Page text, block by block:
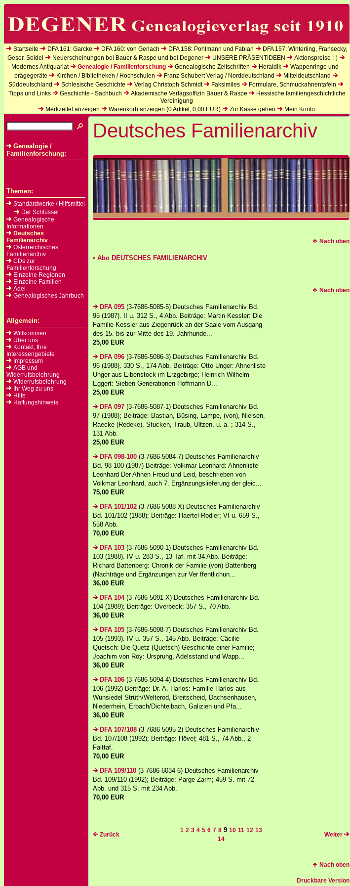
Startseite DFA 161: Garcke DFA 160: von Gerlach DFA 158: Pohlmann und Fabian
DFA 157: Winterling, Fransecky,
Geser, Seidel
Neuerscheinungen bei Bauer & Raspe und bei Degener UNSERE PRÄSENTIDEEN
Aktionspreise :-)
Modernes Antiquariat
Genealogie / Familienforschung Genealogische Zeitschriften Heraldik
Wappenringe und -
prägegeräte
Kirchen / Bibliotheken / Hochschulen Franz Schubert Verlag / Norddeutschland
Mitteldeutschland
Süddeutschland
Schlesische Geschichte Verlag Christoph Schmidt Faksimiles
Formulare, Schmuckahnentafeln
Tipps und Links
Geschichte - Sachbuch Akademische Verlagsoffizin Bauer & Raspe
Hessische familiengeschichtliche
Vereinigung
Merkzettel anzeigen
Warenkorb anzeigen (0Artikel, 0,00 EUR) Zur Kasse gehen Mein Konto
Genealogie /
Familienforschung:
Themen:
Standardwerke / Hilfsmittel
Der Schlüssel
Genealogische
Informationen
Deutsches
Familienarchiv
Österreichisches
Familienarchiv
CDs zur
Familienforschung
Einzelne Regionen
Einzelne Familien
Adel
Genealogisches Jahrbuch
Allgemein:
Willkommen
Über uns
Kontakt, Ihre
Interessengebiete
Impressum
AGB und
Widerrufsbelehrung
Widerrufsbelehrung
Ihr Weg zu uns
Hilfe
Haftungshinweis
Deutsches Familienarchiv
Nach oben
• Abo DEUTSCHES FAMILIENARCHIV
Nach oben
DFA 095 (3-7686-5085-5) Deutsches Familienarchiv Bd.
95 (1987). II u. 312 S., 4 Abb. Beiträge: Martin Kessler: Die
Familie Kessler aus Ziegenrück an der Saale vom Ausgang
des 15. bis zur Mitte des 19. Jahrhunde...
25,00 EUR
DFA 096 (3-7686-5086-3) Deutsches Familienarchiv Bd.
96 (1988). 330 S., 174 Abb. Beiträge: Otto Unger: Ahnenliste
Unger aus Eibenstock im Erzgebirge; Heinrich Wilhelm
Eggert: Sieben Generationen Hoffmann D...
25,00 EUR
DFA 097 (3-7686-5087-1) Deutsches Familienarchiv Bd.
97 (1988); Beiträge: Bastian, Büsing, Lampe, (von), Nielsen,
Raecke (Redeke), Stucken, Traub, Ültzen, u. a. ; 314 S.,
131 Abb.
25,00 EUR
DFA 098-100 (3-7686-5084-7) Deutsches Familienarchiv
Bd. 98-100 (1987) Beiträge: Volkmar Leonhard: Ahnenliste
Leonhard Der Ahnen Freud und Leid, beschrieben von
Volkmar Leonhard, auch 7. Ergänzungslieferung der gleic...
75,00 EUR
DFA 101/102 (3-7686-5088-X) Deutsches Familienarchiv
Bd. 101/102 (1988); Beiträge: Haertel-Rodler; VI u. 659 S.,
558 Abb.
70,00 EUR
DFA 103 (3-7686-5090-1) Deutsches Familienarchiv Bd.
103 (1988). IV u. 283 S., 13 Taf. mit 34 Abb. Beiträge:
Richard Battenberg: Chronik der Familie (von) Battenberg
(Nachträge und Ergänzungen zur Ver ffentlichun...
36,00 EUR
DFA 104(3-7686-5091-X) Deutsches Familienarchiv Bd.
104 (1989); Beiträge: Overbeck; 357 S., 70 Abb.
36,00 EUR
DFA 105 (3-7686-5098-7) Deutsches Familienarchiv Bd.
105 (1993). IV u. 357 S., 145 Abb. Beiträge: Cäcilie
Quetsch: Die Quetz (Quetsch) Geschichte einer Familie;
Joachim von Roy: Ursprung, Adelsstand und Wapp...
36,00 EUR
DFA 106 (3-7686-5094-4) Deutsches Familienarchiv Bd.
106 (1992) Beiträge: Dr. A. Harlos: Familie Harlos aus
Wunsiedel Strüth/Welterod, Breitscheid, Dachsenhausen,
Niederrhein, Erbach/Dichtelbach, Galizien und Pfa...
36,00 EUR
DFA 107/108 (3-7686-5095-2) Deutsches Familienarchiv
Bd. 107/108 (1992); Beiträge: Hövel; 481 S., 74 Abb., 2
Falttaf.
70,00 EUR
DFA 109/110 (3-7686-6034-6) Deutsches Familienarchiv
Bd. 109/110 (1992); Beiträge: Parge-Zarm; 459 S. mit 72
Abb. und 315 S. mit 234 Abb.
70,00 EUR
Zurück
1 2 3 4 5 6 7 8 9 10 11 12 13
14
Weiter
Nach oben
Druckbare Version